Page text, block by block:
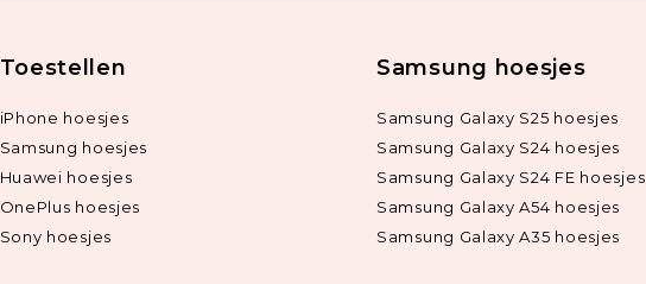
Toestellen
iPhone hoesjes
Samsung hoesjes
Huawei hoesjes
OnePlus hoesjes
Sony hoesjes
Samsung hoesjes
Samsung Galaxy S25 hoesjes
Samsung Galaxy S24 hoesjes
Samsung Galaxy S24 FE hoesjes
Samsung Galaxy A54 hoesjes
Samsung Galaxy A35 hoesjes